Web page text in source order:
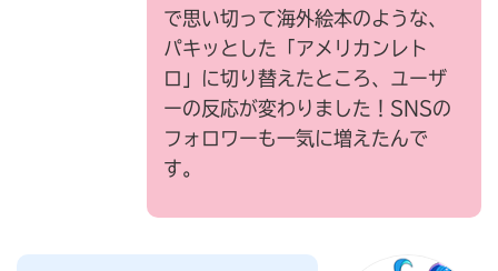
で思い切って海外絵本のような、
パキッとした「アメリカンレト
ロ」に切り替えたところ、ユーザ
ーの反応が変わりました！SNSの
フォロワーも一気に増えたんで
す。